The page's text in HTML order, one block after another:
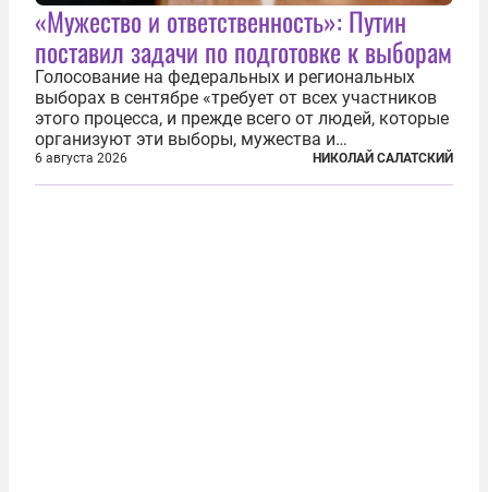
«Мужество и ответственность»: Путин
поставил задачи по подготовке к выборам
Голосование на федеральных и региональных
выборах в сентябре «требует от всех участников
этого процесса, и прежде всего от людей, которые
организуют эти выборы, мужества и
ответственного отношения к формированию
власти», — подчеркнул президент Владимир Путин
6 августа 2026 НИКОЛАЙ САЛАТСКИЙ